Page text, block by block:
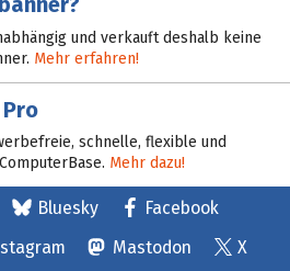
und verkauft deshalb keine
Mehr erfahren!
schnelle, flexible und
Mehr dazu!
Bluesky
Facebook
Mastodon X